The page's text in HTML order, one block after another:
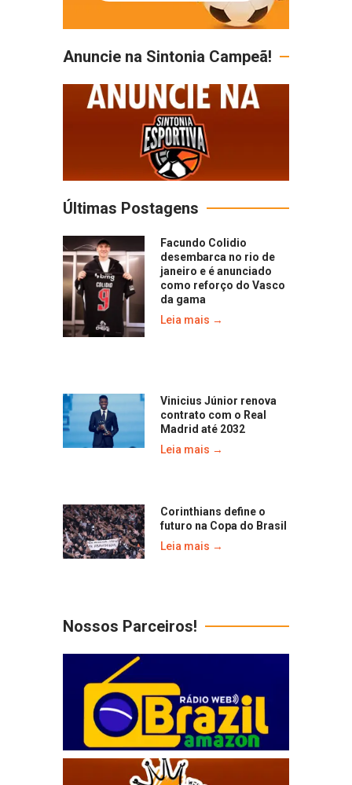
Anuncie na Sintonia Campeã!
Últimas Postagens
Facundo Colidio
desembarca no rio de
janeiro e é anunciado
como reforço do Vasco
da gama
Leia mais →
Vinicius Júnior renova
contrato com o Real
Madrid até 2032
Leia mais →
Corinthians define o
futuro na Copa do Brasil
Leia mais →
Nossos Parceiros!